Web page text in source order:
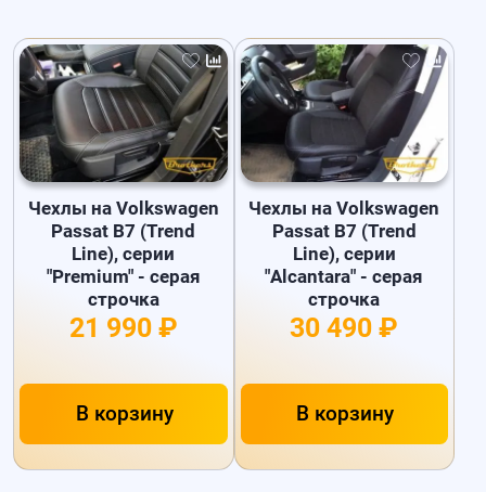
Чехлы на Volkswagen
Passat B7 (Trend
Line), серии
"Premium" - серая
строчка
21 990 ₽
В корзину
Чехлы на Volkswagen
Passat B7 (Trend
Line), серии
"Alcantara" - серая
строчка
30 490 ₽
В корзину